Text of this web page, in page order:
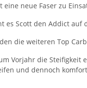
eine neue Faser zu
es Scott den Addict
die weiteren Top
Vorjahr die
und dennoch